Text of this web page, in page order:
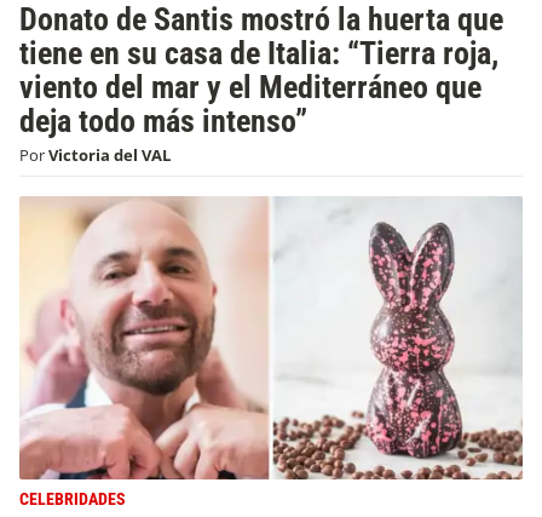
Donato de Santis mostró la huerta que
tiene en su casa de Italia: “Tierra roja,
viento del mar y el Mediterráneo que
deja todo más intenso”
PorVictoria del VAL
CELEBRIDADES